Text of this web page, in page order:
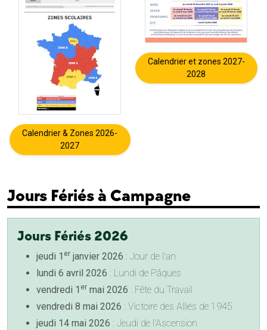
Calendrier & Zones 2026-
2027
Calendrier et zones 2027-
2028
Jours Fériés à Campagne
Jours Fériés 2026
jeudi 1 er janvier 2026 : Jour de l'an
lundi 6 avril 2026 : Lundi de Pâques
vendredi 1 er mai 2026 : Fête du Travail
vendredi 8 mai 2026 : Victoire des Alliés de 1945
jeudi 14 mai 2026 : Jeudi de l'Ascension